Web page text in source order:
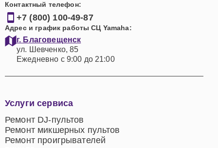
Контактный телефон:
+7 (800) 100-49-87
Адрес и график работы СЦ Yamaha:
г. Благовещенск
ул. Шевченко, 85
Ежедневно с 9:00 до 21:00
Услуги сервиса
Ремонт DJ-пультов
Ремонт микшерных пультов
Ремонт проигрывателей